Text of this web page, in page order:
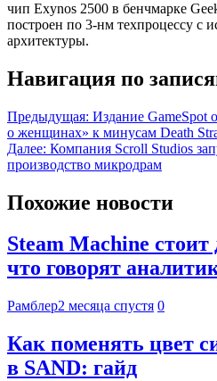
чип Exynos 2500 в бенчмарке
построен по 3-нм техпроцессу с
архитектуры.
Навигация по
Предыдущая: Издание GameSpot
о женщинах» к минусам Death
Далее: Компания Scroll Studios
производство микродрам
Похожие новости
Steam Machine стоит
что говорят
Рамблер2 месяца спустя 0
Как поменять цвет
в SAND: гайд